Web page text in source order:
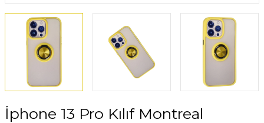
İphone 13 Pro Kılıf Montreal